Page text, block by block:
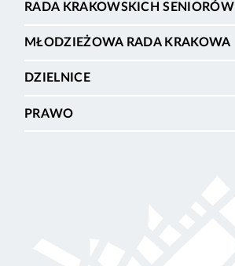
RADA KRAKOWSKICH SENIORÓW
MŁODZIEŻOWA RADA KRAKOWA
DZIELNICE
PRAWO